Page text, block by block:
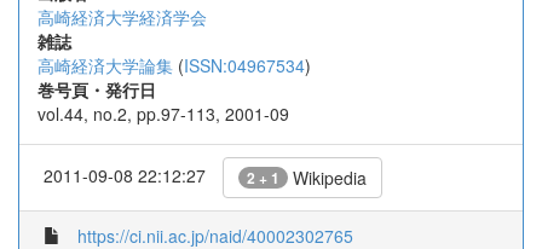
高崎経済大学経済学会
雑誌
高崎経済大学論集 (ISSN:04967534)
巻号頁・発行日
vol.44, no.2, pp.97-113, 2001-09
2011-09-08 22:12:27 2 + 1 Wikipedia
https://ci.nii.ac.jp/naid/40002302765